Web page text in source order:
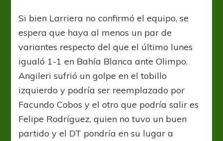
Si bien Larriera no confirmó el equipo, se
espera que haya al menos un par de
variantes respecto del que el último lunes
igualó 1-1 en Bahía Blanca ante Olimpo.
Angileri sufrió un golpe en el tobillo
izquierdo y podría ser reemplazado por
Facundo Cobos y el otro que podría salir es
Felipe Rodríguez, quien no tuvo un buen
partido y el DT pondría en su lugar a